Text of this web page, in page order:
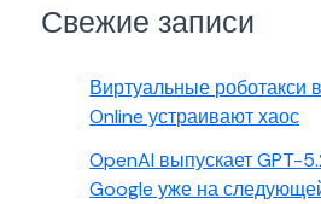
Свежие записи
Виртуальные роботакси
Online устраивают хаос
OpenAI выпускает GPT-
Google уже на